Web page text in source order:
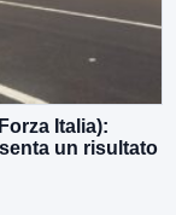
Italia):
un risultato